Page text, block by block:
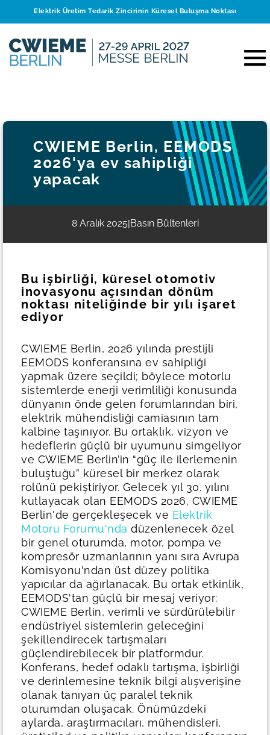
Elektrik Üretim Tedarik Zincirinin Küresel Buluşma Noktası
CWIEME Berlin, EEMODS
2026'ya ev sahipliği
yapacak
8 Aralık 2025|Basın Bültenleri
Bu işbirliği, küresel otomotiv
inovasyonu açısından dönüm
noktası niteliğinde bir yılı işaret
ediyor
CWIEME Berlin, 2026 yılında prestijli
EEMODS konferansına ev sahipliği
yapmak üzere seçildi; böylece motorlu
sistemlerde enerji verimliliği konusunda
dünyanın önde gelen forumlarından biri,
elektrik mühendisliği camiasının tam
kalbine taşınıyor. Bu ortaklık, vizyon ve
hedeflerin güçlü bir uyumunu simgeliyor
ve CWIEME Berlin’in “güç ile ilerlemenin
buluştuğu” küresel bir merkez olarak
rolünü pekiştiriyor. Gelecek yıl 30. yılını
kutlayacak olan EEMODS 2026, CWIEME
Berlin'de gerçekleşecek ve Elektrik
Motoru Forumu'nda düzenlenecek özel
bir genel oturumda, motor, pompa ve
kompresör uzmanlarının yanı sıra Avrupa
Komisyonu'ndan üst düzey politika
yapıcılar da ağırlanacak. Bu ortak etkinlik,
EEMODS'tan güçlü bir mesaj veriyor:
CWIEME Berlin, verimli ve sürdürülebilir
endüstriyel sistemlerin geleceğini
şekillendirecek tartışmaları
güçlendirebilecek bir platformdur.
Konferans, hedef odaklı tartışma, işbirliği
ve derinlemesine teknik bilgi alışverişine
olanak tanıyan üç paralel teknik
oturumdan oluşacak. Önümüzdeki
aylarda, araştırmacıları, mühendisleri,